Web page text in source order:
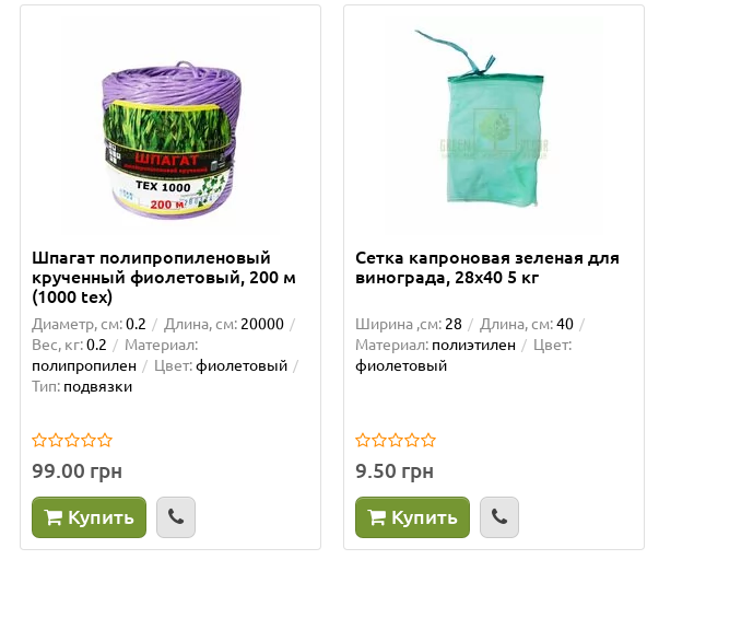
Шпагат полипропиленовый
крученный фиолетовый, 200 м
(1000 tex)
Диаметр, см:0.2 Длина, см: 20000
Вес, кг:0.2
Материал:
полипропилен
Цвет:фиолетовый
Тип: подвязки
99.00 грн
Купить
Сетка капроновая зеленая для
винограда, 28х40 5 кг
Ширина ,см: 28 Длина, см:40
Материал: полиэтилен
Цвет:
фиолетовый
9.50 грн
Купить